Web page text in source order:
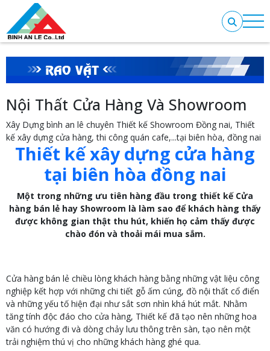
RAO VẶT
Nội Thất Cửa Hàng Và Showroom
Xây Dựng bình an lê chuyên Thiết kế Showroom Đồng nai, Thiết
kế xây dựng cửa hàng, thi công quán cafe,...tại biên hòa, đồng nai
Thiết kế xây dựng cửa hàng
tại biên hòa đồng nai
Một trong những ưu tiên hàng đầu trong thiết kế Cửa
hàng bán lẻ hay Showroom là làm sao để khách hàng thấy
được không gian thật thu hút, khiến họ cảm thấy được
chào đón và thoải mái mua sắm.
Cửa hàng bán lẻ chiều lòng khách hàng bằng những vật liệu công
nghiệp kết hợp với những chi tiết gỗ ấm cúng, đồ nội thất cổ điển
và những yếu tố hiện đại như sắt sơn nhìn khá hút mắt. Nhằm
tăng tính độc đáo cho cửa hàng, Thiết kế đã tạo nên những hoa
văn có hướng đi và dòng chảy lưu thông trên sàn, tạo nên một
trải nghiệm thú vị cho những khách hàng ghé qua.